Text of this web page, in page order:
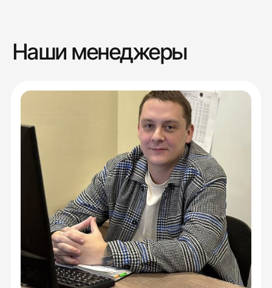
Наши менеджеры